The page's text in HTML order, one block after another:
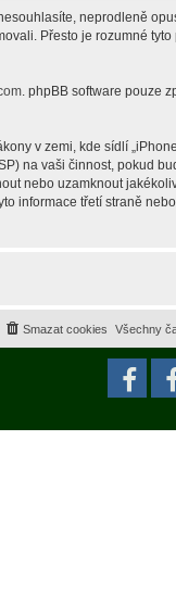
neprodleně
Přesto je rozumné tyto
. phpBB software pouze
v zemi, kde sídlí
na vaši činnost, pokud
nebo uzamknout
informace třetí straně
Všechny
Smazat cookies